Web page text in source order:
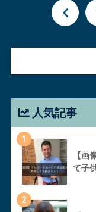
人気記事
1
【画
て子
2